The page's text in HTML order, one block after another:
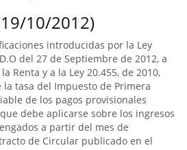
10/2012)
introducidas por la Ley
del 27 de Septiembre de 2012, a
Renta y a la Ley 20.455, de 2010,
tasa del Impuesto de Primera
de los pagos provisionales
debe aplicarse sobre los ingresos
a partir del mes de
de Circular publicado en el